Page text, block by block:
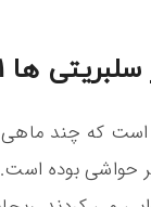
ها 2021
حواشی بوده است.